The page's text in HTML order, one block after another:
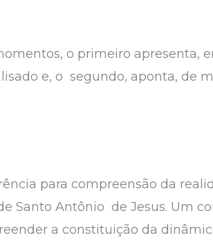
o primeiro apresenta,
e, o segundo, aponta, de
para compreensão da
Santo Antônio de Jesus. Um
a constituição da